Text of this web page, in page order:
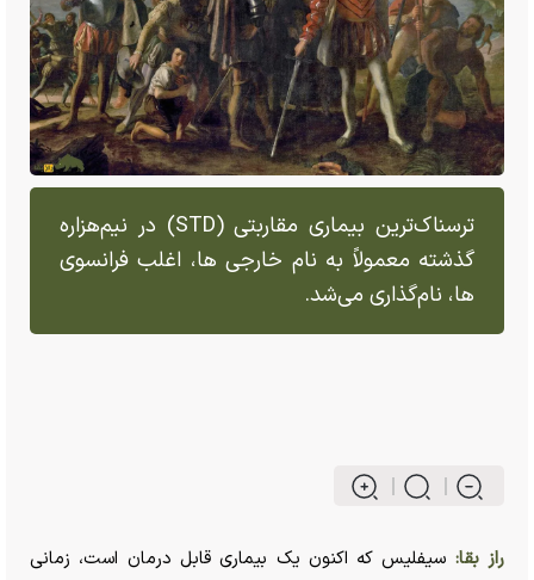
ترسناک‌ترین بیماری مقاربتی (STD) در نیم‌هزاره
گذشته معمولاً به نام خارجی ها، اغلب فرانسوی
ها، نام‌گذاری می‌شد.
راز بقا: سیفلیس که اکنون یک بیماری قابل درمان است، زمانی